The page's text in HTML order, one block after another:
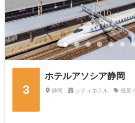
3
ホテルアソシア静岡
静岡 シティホテル 絶景 /